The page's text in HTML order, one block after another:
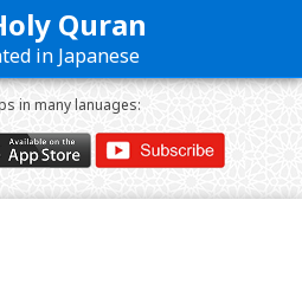
Quran
in Japanese
in many lanuages: